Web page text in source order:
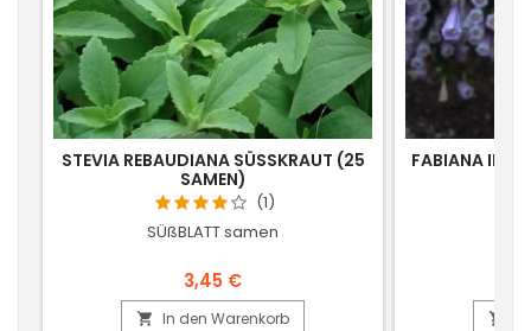
STEVIA REBAUDIANA SÜSSKRAUT (25 S
AMEN)
(1)
SÜßBLATT samen
3,45 €
 In den Warenkorb
FABIANA
